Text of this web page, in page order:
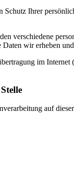
Schutz Ihrer
verschiedene
wir erheben
im
auf